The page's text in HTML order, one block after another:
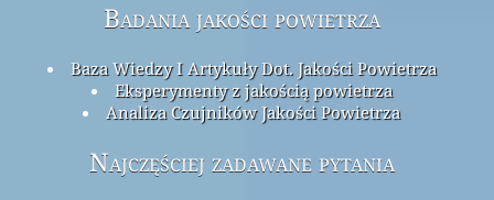
Badania jakości powietrza
Baza Wiedzy I Artykuły Dot. Jakości Powietrza
Eksperymenty z jakością powietrza
Analiza Czujników Jakości Powietrza
Najczęściej zadawane pytania